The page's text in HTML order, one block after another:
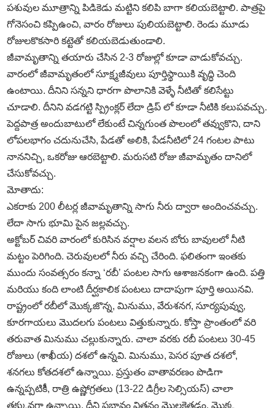
పశువుల మూత్రాన్ని పిడికెడు మట్టిని కలిపి బాగా కలియబెట్టాలి. పాత్రపై
గోనెసంచి కప్పిఉంచి, వారం రోజులు పులియబెట్టాలి. రెండు మూడు
రోజులకొకసారి కట్టెతో కలియబెడుతుండాలి.
జీవామృతాన్ని తయారు చేసిన 2-3 రోజుల్లో కూడా వాడుకోవచ్చు.
వారంలో జీవామృతంలో సూక్ష్మజీవులు పూర్తిస్థాయికి వృద్ధి చెంది
ఉంటాయి. దీనిని సన్నని ధారగా పొలానికి వెళ్ళే నీటితో కలిసేట్టు
చూడాలి. దీనిని వడగట్టి స్ప్రింక్లర్‌ లేదా డ్రిప్‌ లో కూడా నీటికి కలుపవచ్చు.
పెద్దపాత్ర అందుబాటులో లేకుంటే చిన్నగుంత పొలంలో తవ్వుకొని, దాని
లోపలభాగం చదునుచేసి, పేడతో అలికి, పేడనీటిలో 24 గంటల పాటు
నాననిచ్చి, ఒకరోజు ఆరబెట్టాలి. మరుసటి రోజు జీవామృతం దానిలో
చేసుకోవచ్చు.
మోతాదు:
ఎకరాకు 200 లీటర్ల జీవామృతాన్ని సాగు నీరు ద్వారా అందించవచ్చు.
లేదా సాగు భూమి పైన జల్లవచ్చు.
అక్టోబర్ చివరి వారంలో కురిసిన వర్షాల వలన బోరు బావులలో నీటి
మట్టం పెరిగింది. చెరువులలో నీరు వచ్చి చేరింది. ఫలితంగా ఇంతకు
ముందు సంవత్సరం కన్నా ‘రబీ’ పంటల సాగు ఆశాజనకంగా ఉంది. పత్తి
మరియు కంది లాంటి దీర్ఘకాలిక పంటలు దాదాపుగా పూర్తి అయినవి.
రాష్ట్రంలో రబీలో మొక్కజొన్న, మినుము, వేరుశనగ, సూర్యపువ్వు,
కూరగాయలు మొదలగు పంటలు విత్తుకున్నారు. కోస్తా ప్రాంతంలో వరి
తరువాత మినుము చల్లుకున్నారు. చాలా వరకు రబీ పంటలు 30-45
రోజులు (శాఖీయ) దశలో ఉన్నవి. మినుము, పెసర పూత దశలో,
శనగలు కోతదశలో ఉన్నాయి. ప్రస్తుతం వాతావరణం పొడిగా
ఉన్నప్పటికీి, రాత్రి ఉష్ణోగ్రతలు (13-22 డిగ్రీల సెల్సియస్) చాలా
తక్కువగా ఉన్నాయి. దీని ప్రభావం విత్తనం మొలకెత్తడం, మొక్క